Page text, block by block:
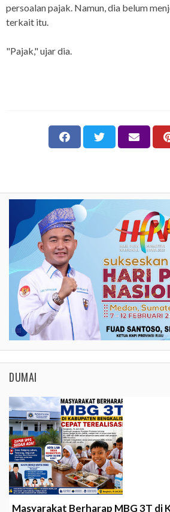
persoalan pajak. Namun, dia belum
terkait itu.
"Pajak," ujar dia.
DUMAI
Masyarakat Berharap MBG 3T di